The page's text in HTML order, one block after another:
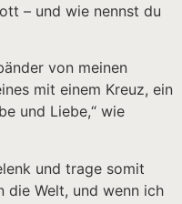
– und wie nennst du
von meinen
mit einem Kreuz, ein
und Liebe,“ wie
und trage somit
die Welt, und wenn ich